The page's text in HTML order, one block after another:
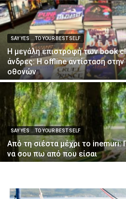
SAY YES ...TO YOUR BEST SELF
Η μεγάλη επιστροφή των book
άνδρες: Η offline αντίσταση
οθονών
SAY YES ...TO YOUR BEST SELF
Από τη σιέστα μέχρι το inemuri:
να σου πω από που είσαι